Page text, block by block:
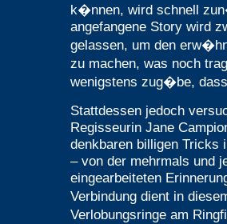
k�nnen, wird schnell
angefangene Story wird
gelassen, um den
zu machen, was noch
wenigstens zug�be,
Stattdessen jedoch
Regisseurin Jane
denkbaren billigen Tricks
– von der mehrmals und
eingearbeiteten
Verbindung dient in
Verlobungsringe am